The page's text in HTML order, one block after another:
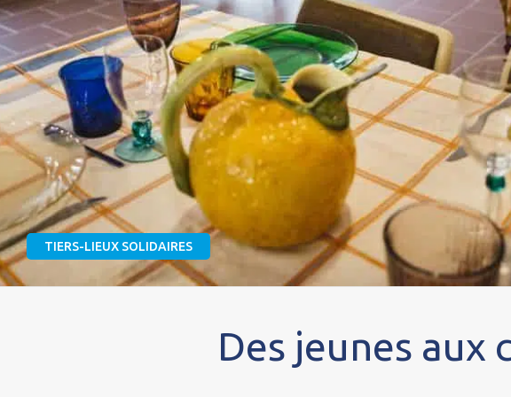
TIERS-LIEUX SOLIDAIRES
Des jeunes aux